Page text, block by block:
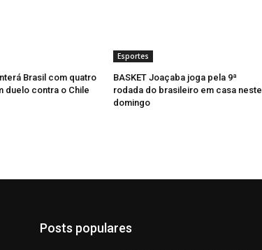
Brasil com quatro
duelo contra o Chile
Esportes
BASKET Joaçaba joga pela 9ª
rodada do brasileiro em casa neste
domingo
Posts populares